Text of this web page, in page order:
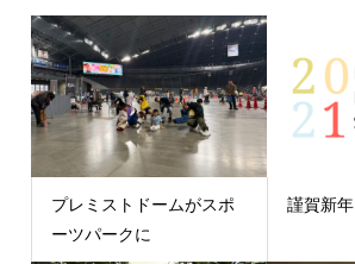
プレミストドームがスポ
ーツパークに
謹賀新年